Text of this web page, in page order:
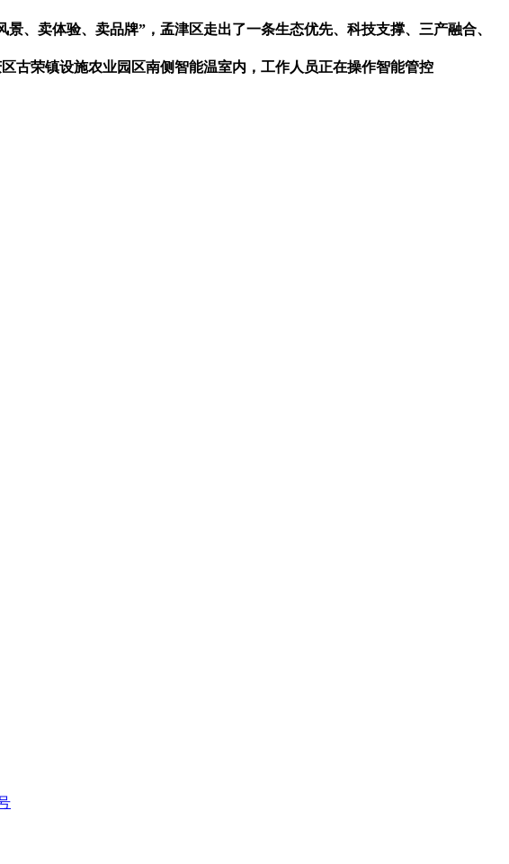
、卖体验、卖品牌”，孟津区走出了一条生态优先、科技支撑、三产融合、
古荣镇设施农业园区南侧智能温室内，工作人员正在操作智能管控